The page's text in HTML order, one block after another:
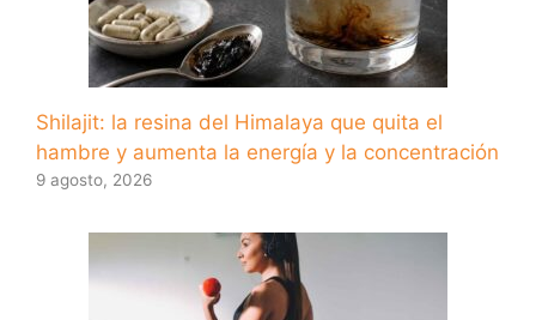
Shilajit: la resina del Himalaya que quita el
hambre y aumenta la energía y la concentración
9 agosto, 2026